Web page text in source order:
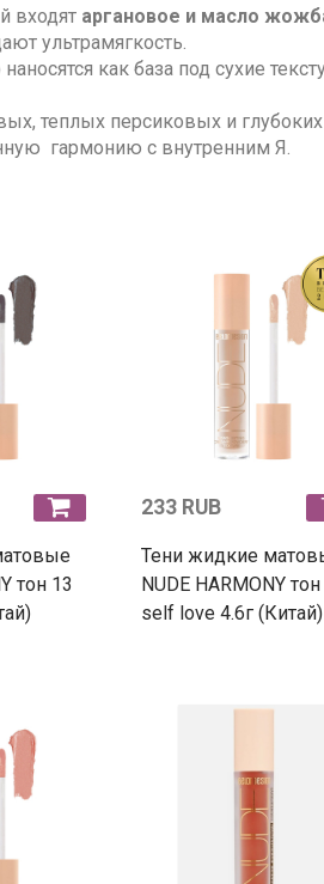
входят аргановое и масло
ультрамягкость.
как база под сухие
теплых персиковых и
гармонию с внутренним Я.
тон 13
233 RUB
Тени жидкие
NUDE HARMONY тон
self love 4.6г (Китай)